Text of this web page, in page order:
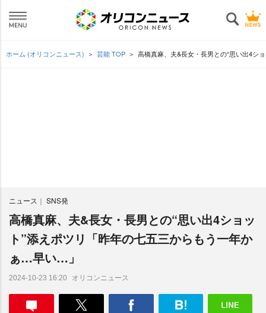
ホーム (オリコンニュース) 芸能 TOP 高橋真麻、夫&長女・長男との“思い出4
ニュース SNS発
高橋真麻、夫&長女・長男との“思い出4ショッ
ト”添えポツリ「昨年の七五三からもう一年か
ぁ…早い…」
2024-10-23 16:20 オリコンニュース